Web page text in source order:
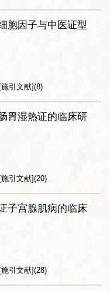
胞因子与中医证型
[施引文献](8)
胃湿热证的临床研
[施引文献](20)
子宫腺肌病的临床
[施引文献](28)